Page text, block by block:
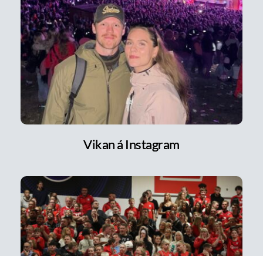
Vikan á Instagram